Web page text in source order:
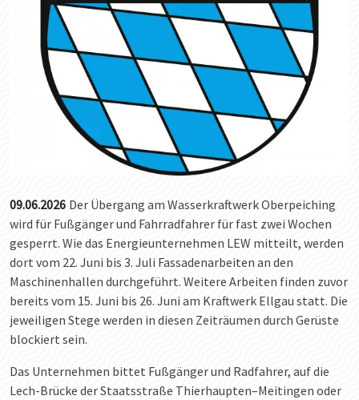
09.06.2026 Der Übergang am Wasserkraftwerk Oberpeiching
wird für Fußgänger und Fahrradfahrer für fast zwei Wochen
gesperrt. Wie das Energieunternehmen LEW mitteilt, werden
dort vom 22. Juni bis 3. Juli Fassadenarbeiten an den
Maschinenhallen durchgeführt. Weitere Arbeiten finden zuvor
bereits vom 15. Juni bis 26. Juni am Kraftwerk Ellgau statt. Die
jeweiligen Stege werden in diesen Zeiträumen durch Gerüste
blockiert sein.
Das Unternehmen bittet Fußgänger und Radfahrer, auf die
Lech-Brücke der Staatsstraße Thierhaupten–Meitingen oder